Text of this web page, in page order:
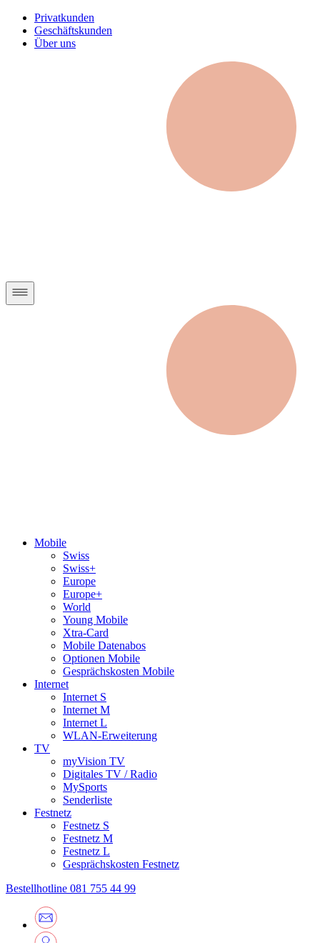
Privatkunden
Geschäftskunden
Über uns
Mobile
Swiss
Swiss+
Europe
Europe+
World
Young Mobile
Xtra-Card
Mobile Datenabos
Optionen Mobile
Gesprächskosten Mobile
Internet
Internet S
Internet M
Internet L
WLAN-Erweiterung
TV
myVision TV
Digitales TV / Radio
MySports
Senderliste
Festnetz
Festnetz S
Festnetz M
Festnetz L
Gesprächskosten Festnetz
Bestellhotline 081 755 44 99